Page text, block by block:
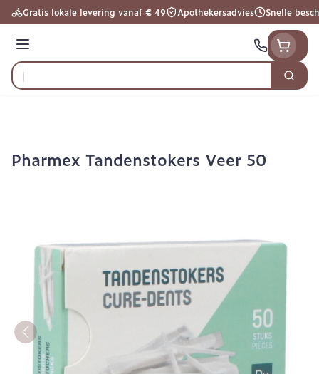
Ga naar de inhoud
Gratis lokale levering vanaf € 49 Apothekersadvies Snelle
Menu
Product, merk, categorie...
Zoek
Pharmex Tandenstokers Veer 50